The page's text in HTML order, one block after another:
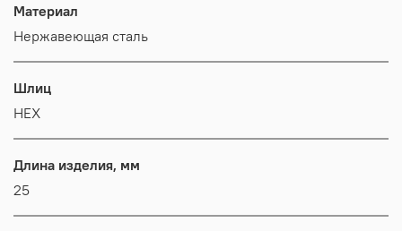
Материал
Нержавеющая сталь
Шлиц
HEX
Длина изделия, мм
25